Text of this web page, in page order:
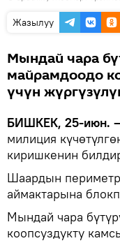
Жазылуу
Мындай чара
майрамдоодо
үчүн
БИШКЕК, 25-июн.
милиция
киришкенин
Шаардын
аймактарына
Мындай чара
коопсуздукту